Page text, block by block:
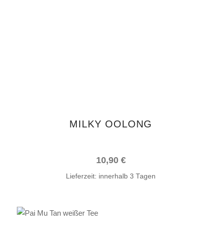
MILKY OOLONG
10,90 €
Lieferzeit: innerhalb 3 Tagen